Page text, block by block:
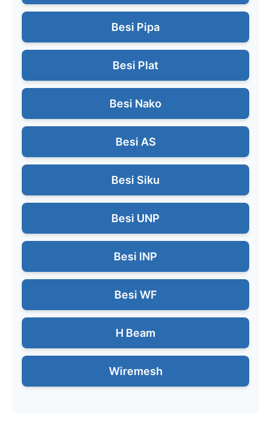
Besi Pipa
Besi Plat
Besi Nako
Besi AS
Besi Siku
Besi UNP
Besi INP
Besi WF
H Beam
Wiremesh